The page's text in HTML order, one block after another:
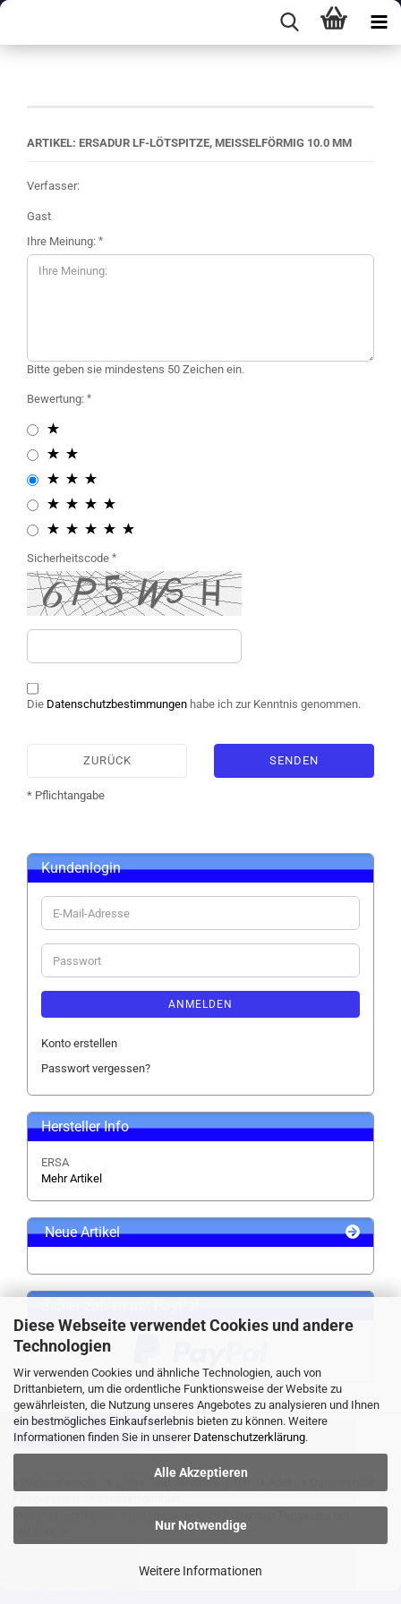
Diese Webseite verwendet Cookies und andere
Technologien
Wir verwenden Cookies und ähnliche Technologien, auch von
Drittanbietern, um die ordentliche Funktionsweise der Website zu
gewährleisten, die Nutzung unseres Angebotes zu analysieren und Ihnen
ein bestmögliches Einkaufserlebnis bieten zu können. Weitere
Informationen finden Sie in unserer Datenschutzerklärung.
Alle Akzeptieren
Nur Notwendige
Weitere Informationen
ARTIKEL: ERSADUR LF-LÖTSPITZE, MEISSELFÖRMIG 10.0 MM
Verfasser:
Gast
Ihre Meinung:
Bitte geben sie mindestens 50 Zeichen ein.
Bewertung:
Sicherheitscode
Die Datenschutzbestimmungen habe ich zur Kenntnis genommen.
ZURÜCK SENDEN
* Pflichtangabe
Kundenlogin
E-
Mail-
Adresse
Passwort
ANMELDEN
Konto erstellen
Passwort vergessen?
Hersteller Info
ERSA
Mehr Artikel
Neue Artikel
VERTRAG WIDERRUFEN
Liefer- und Versandkosten